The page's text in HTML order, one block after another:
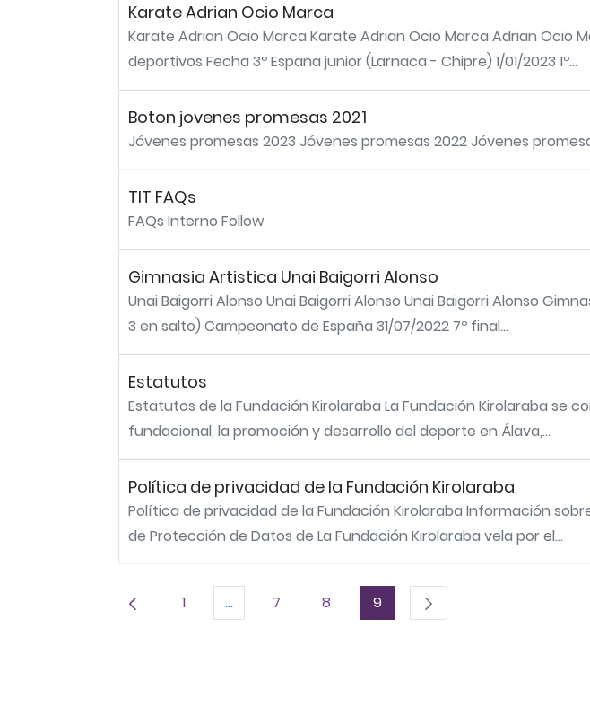
Karate Adrian Ocio Marca
Karate Adrian Ocio Marca Karate Adrian Ocio Marca Adrian Ocio
deportivos Fecha 3º España junior (Larnaca - Chipre) 1/01/2023 1º...
Boton jovenes promesas 2021
Jóvenes promesas 2023 Jóvenes promesas 2022 Jóvenes
TIT FAQs
FAQs Interno Follow
Gimnasia Artistica Unai Baigorri Alonso
Unai Baigorri Alonso Unai Baigorri Alonso Unai Baigorri Alonso
3 en salto) Campeonato de España 31/07/2022 7º final...
Estatutos
Estatutos de la Fundación Kirolaraba La Fundación Kirolaraba
fundacional, la promoción y desarrollo del deporte en Álava,...
Política de privacidad de la Fundación Kirolaraba
Política de privacidad de la Fundación Kirolaraba Información
de Protección de Datos de La Fundación Kirolaraba vela por el...
Página
1 ...Páginas intermedias Use TAB para desplazarse.
Página
7 Página
8 Página
9